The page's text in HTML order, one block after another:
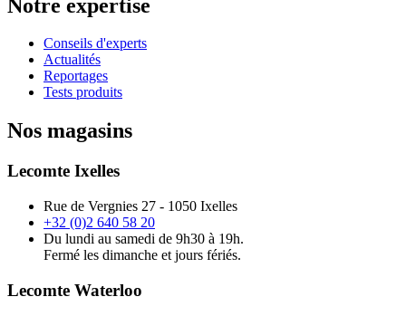
Notre expertise
Conseils d'experts
Actualités
Reportages
Tests produits
Nos magasins
Lecomte Ixelles
Rue de Vergnies 27 - 1050 Ixelles
+32 (0)2 640 58 20
Du lundi au samedi de 9h30 à 19h.
Fermé les dimanche et jours fériés.
Lecomte Waterloo